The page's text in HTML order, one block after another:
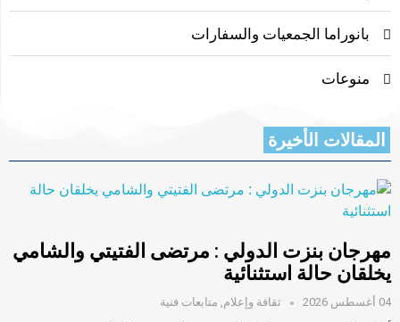
بانوراما الجمعيات والسفارات
منوعات
المقالات الأخيرة
مهرجان بنزت الدولي : مرتضى الفتيتي والشامي
يخلقان حالة استثنائية
04 أغسطس 2026 ثقافة وإعلام, متابعات فنية